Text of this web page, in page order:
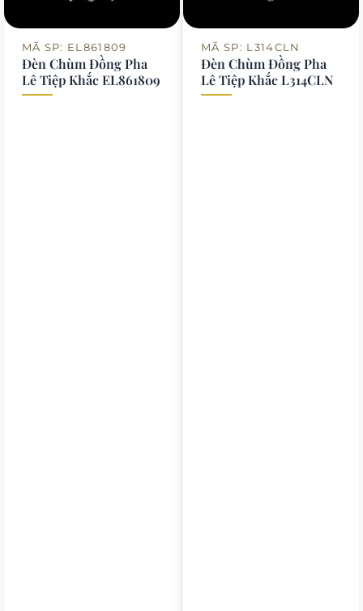
MÃ SP: EL861809
Đèn Chùm Đồng Pha
Lê Tiệp Khắc EL861809
MÃ SP: L314CLN
Đèn Chùm Đồng Pha
Lê Tiệp Khắc L314CLN